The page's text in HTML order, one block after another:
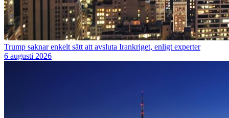
Trump saknar enkelt sätt att avsluta Irankriget, enligt experter
6 augusti 2026